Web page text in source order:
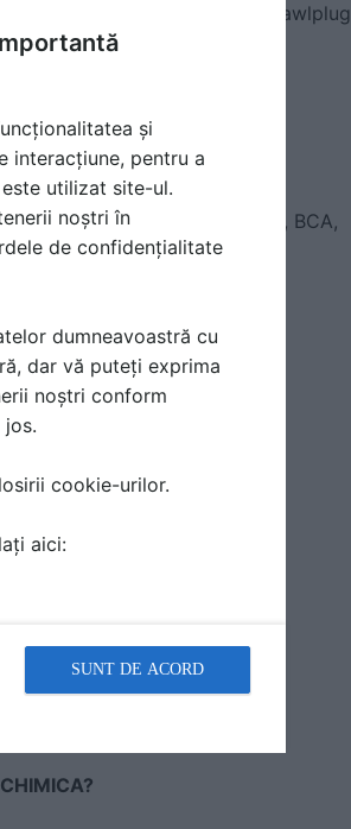
gratuit instrumentul online
Rawlplug
CHIMICE?
caramida plina sau cu goluri, BCA,
elemente:
și
interacțiune, pentru a
utilizat site-ul.
noștri în
de confidențialitate
dumneavoastră cu
dar vă puteți exprima
noștri conform
jos.
cookie-urilor.
aici:
SUNT DE ACORD